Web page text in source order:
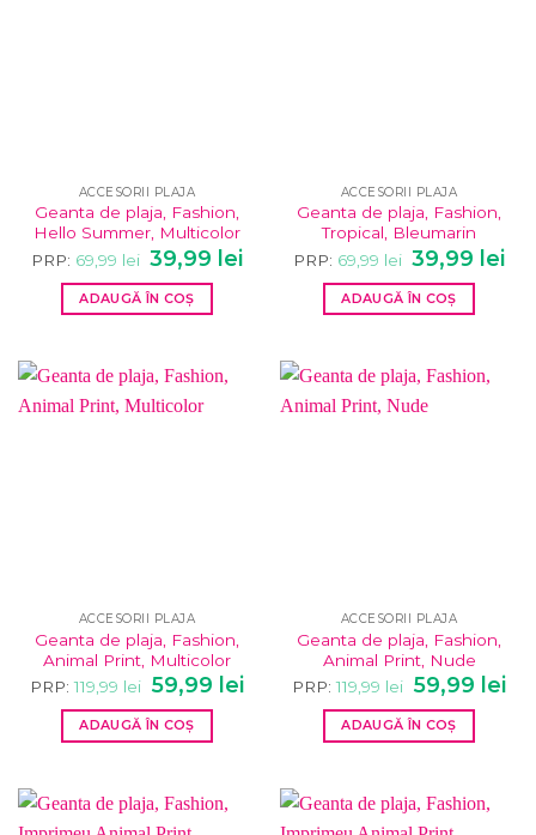
ACCESORII PLAJA
Geanta de plaja, Fashion,
Hello Summer, Multicolor
PRP: 69,99 lei Prețul
inițial
a
fost:
69,99 lei.
39,99 leiPrețul
curent
ADAUGĂ ÎN COȘ
ACCESORII PLAJA
Geanta de plaja, Fashion,
Tropical, Bleumarin
PRP: 69,99 lei Prețul
inițial
a
fost:
69,99 lei.
39,99 lei
ADAUGĂ ÎN COȘ
ACCESORII PLAJA
Geanta de plaja, Fashion,
Animal Print, Multicolor
PRP: 119,99 lei Prețul
inițial
a
fost:
119,99 lei.
59,99 leiPrețul
curent
ADAUGĂ ÎN COȘ
ACCESORII PLAJA
Geanta de plaja, Fashion,
Animal Print, Nude
PRP: 119,99 lei Prețul
inițial
a
fost:
119,99 lei.
59,99 lei
ADAUGĂ ÎN COȘ